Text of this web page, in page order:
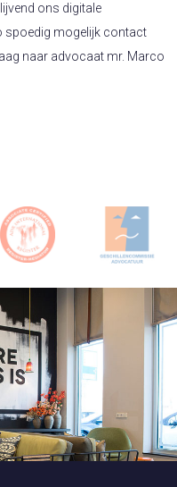
ons digitale
spoedig mogelijk contact
naar advocaat mr. Marco